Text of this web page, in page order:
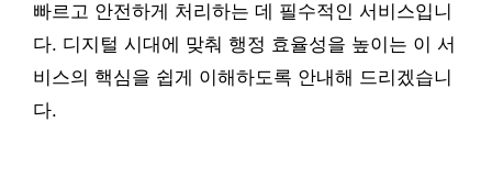
빠르고 안전하게 처리하는 데 필수적인 서비스입니
다. 디지털 시대에 맞춰 행정 효율성을 높이는 이 서
비스의 핵심을 쉽게 이해하도록 안내해 드리겠습니
다.